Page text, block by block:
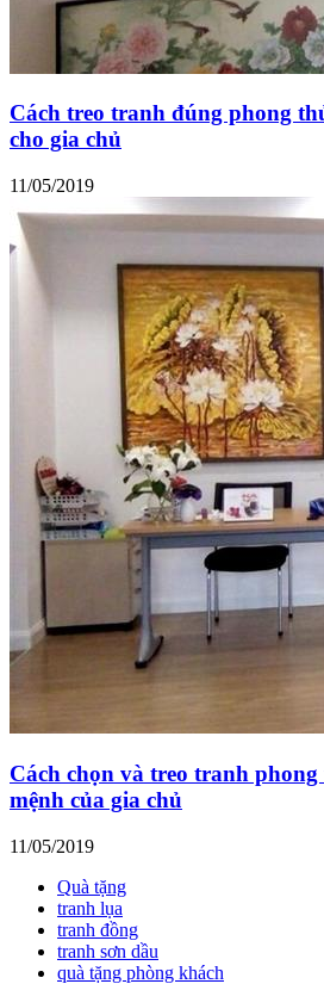
Cách treo tranh đúng phong
cho gia chủ
11/05/2019
Cách chọn và treo tranh
mệnh của gia chủ
11/05/2019
Quà tặng
tranh lụa
tranh đồng
tranh sơn dầu
quà tặng phòng khách